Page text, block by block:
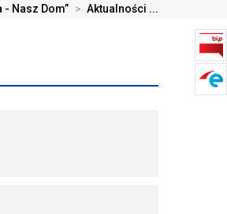
- Nasz Dom” > Aktualności ...